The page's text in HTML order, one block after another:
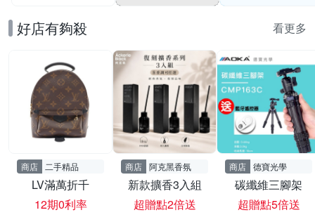
好店有夠殺 看更多
商店 二手精品
LV滿萬折千
12期0利率
商店 阿克黑香氛
新款擴香3入組
超贈點2倍送
商店 德寶光學
碳纖維三腳架
超贈點5倍送